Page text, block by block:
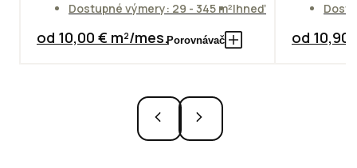
Dostupné výmery: 29 - 345 m²Ihneď
od 10,00 € m²/mes.Porovnávač od 10,90